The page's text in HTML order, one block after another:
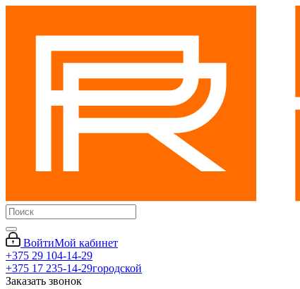
ВойтиМой кабинет
+375 29 104-14-29
+375 17 235-14-29городской
Заказать звонок